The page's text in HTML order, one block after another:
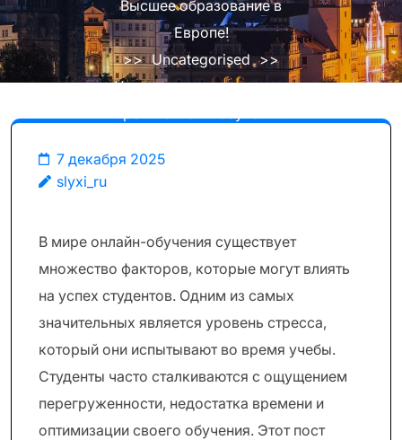
Высшее образование в
Европе!
>> Uncategorised >>
Управление стрессом во
7 декабря 2025
slyxi_ru
В мире онлайн-обучения существует
множество факторов, которые могут влиять
на успех студентов. Одним из самых
значительных является уровень стресса,
который они испытывают во время учебы.
Студенты часто сталкиваются с ощущением
перегруженности, недостатка времени и
оптимизации своего обучения. Этот пост